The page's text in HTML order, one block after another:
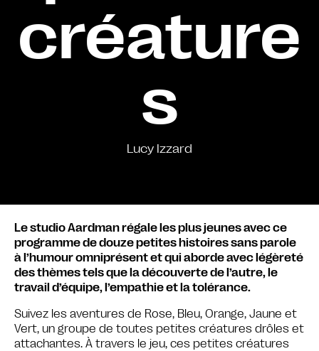
créature
s
Lucy Izzard
Le studio Aardman régale les plus jeunes avec ce
programme de douze petites histoires sans parole
à l’humour omniprésent et qui aborde avec légèreté
des thèmes tels que la découverte de l’autre, le
travail d’équipe, l’empathie et la tolérance.
Suivez les aventures de Rose, Bleu, Orange, Jaune et
Vert, un groupe de toutes petites créatures drôles et
attachantes. À travers le jeu, ces petites créatures